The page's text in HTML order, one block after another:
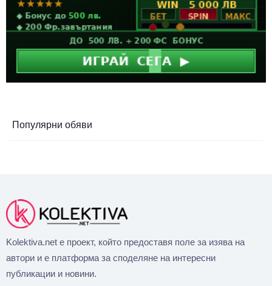
Популярни обяви
Kolektiva.net е проект, който предоставя поле за изява на
автори и е платформа за споделяне на интересни
публикации и новини.